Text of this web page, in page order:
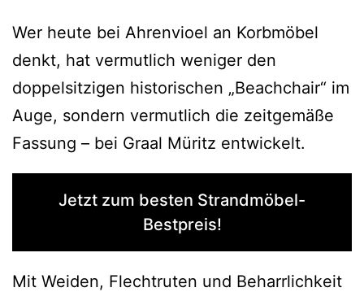
Wer heute bei Ahrenvioel an Korbmöbel
denkt, hat vermutlich weniger den
doppelsitzigen historischen „Beachchair“ im
Auge, sondern vermutlich die zeitgemäße
Fassung – bei Graal Müritz entwickelt.
Jetzt zum besten Strandmöbel-
Bestpreis!
Mit Weiden, Flechtruten und Beharrlichkeit